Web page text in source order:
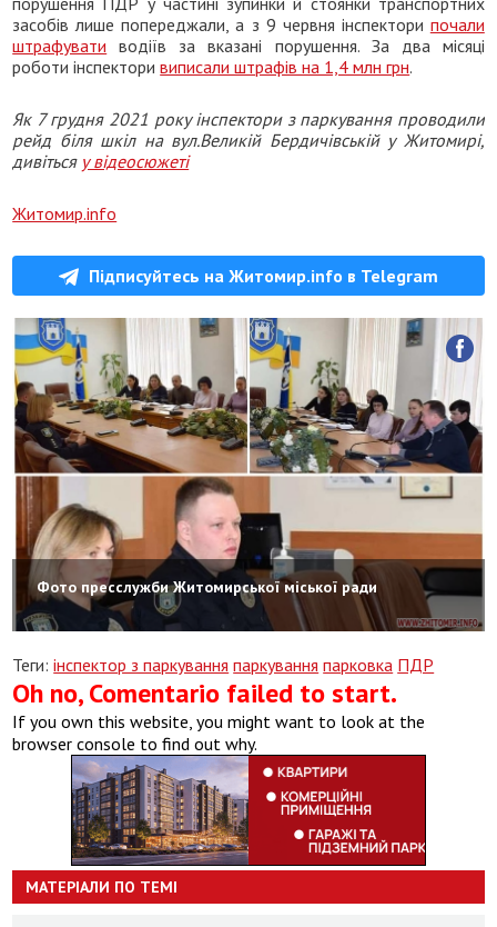
засобів лише попереджали, а з 9 червня інспектори почали
штрафувати водіїв за вказані порушення. За два місяці
роботи інспекторивиписали штрафів на 1,4 млн грн.
Як 7 грудня 2021 року інспектори з паркування проводили
рейд біля шкіл на вул.Великій Бердичівській у Житомирі,
дивіться у відеосюжеті
Житомир.info
Підписуйтесь на Житомир.info в Telegram
Фото пресслужби Житомирської міської ради
Теги:інспектор з паркування паркування парковка ПДР
Oh no, Comentario failed to start.
If you own this website, you might want to look at the
browser console to find out why.
МАТЕРІАЛИ ПО ТЕМІ